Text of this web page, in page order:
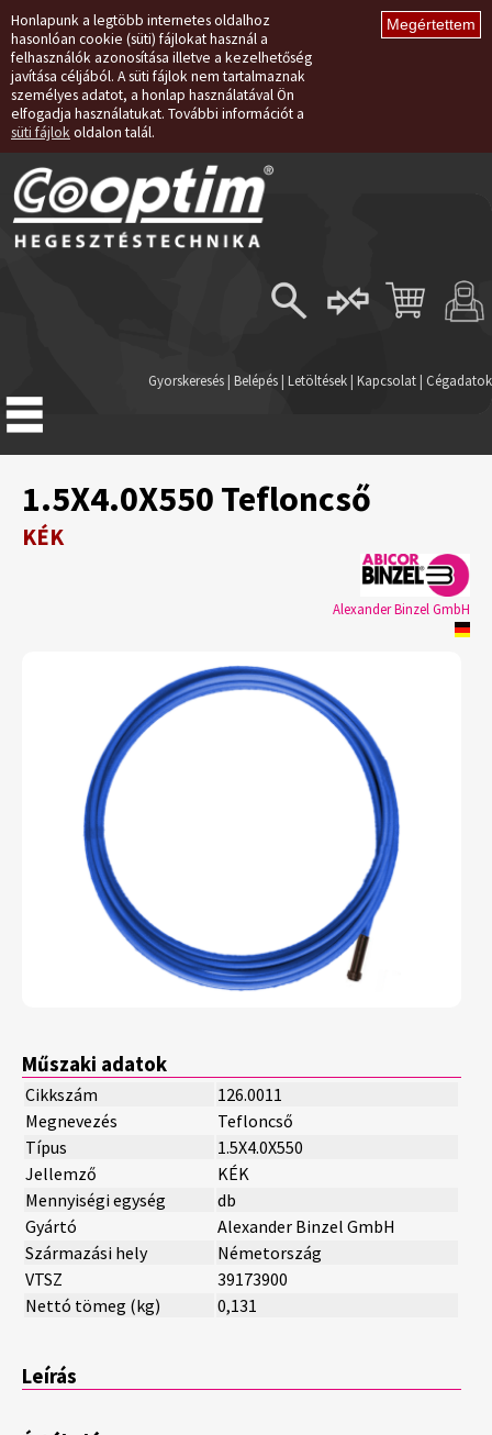
Honlapunk a legtöbb internetes oldalhoz
hasonlóan cookie (süti) fájlokat használ a
felhasználók azonosítása illetve a kezelhetőség
javítása céljából. A süti fájlok nem tartalmaznak
személyes adatot, a honlap használatával Ön
elfogadja használatukat. További információt a
süti fájlok oldalon talál.
Regisztráció
Gyorskeresés| Belépés | Letöltések | Kapcsolat | Cégadatok
1.5X4.0X550 Tefloncső
KÉK
Alexander Binzel GmbH
Műszaki adatok
Cikkszám
126.0011
Megnevezés
Tefloncső
Típus
1.5X4.0X550
Jellemző
KÉK
Mennyiségi egység
db
Gyártó
Alexander Binzel GmbH
Származási hely
Németország
VTSZ
39173900
Nettó tömeg (kg)
0,131
Leírás